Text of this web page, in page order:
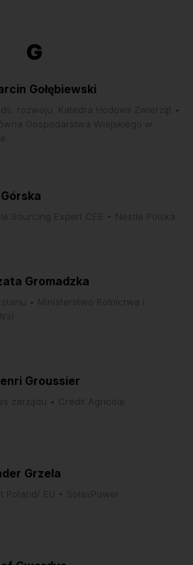
G
Gołębiewski
rozwoju, Katedra Hodowli Zwierząt •
Gospodarstwa Wiejskiego w
Sourcing Expert CEE • Nestle Polska
Gromadzka
stanu • Ministerstwo Rolnictwa i
Groussier
zarządu • Crédit Agricole
Grzela
Poland/ EU • SolaxPower